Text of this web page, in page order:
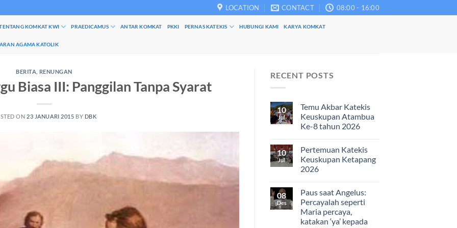
LOCATION CONTACT 08:00 - 16:00
KOMKAT KWI PRAEDICAMUS ANTAR KOMKAT PKKI PERNAS KATEKIS HUBUNGI KAMI KARYA KOMKAT
AGAMA KATOLIK
BERITA RENUNGAN
Biasa III: Panggilan Tanpa Syarat
ON 23 JANUARI 2015 BY DBK
RECENT POSTS
10
Jul
Temu Akbar Katekis
Keuskupan Atambua
Ke-8 tahun 2026
10
Jul
Pertemuan Katekis
Keuskupan Ketapang
2026
08
Des
Paus saat Angelus:
Percayalah seperti
Maria percaya,
katakan ‘ya’ kepada